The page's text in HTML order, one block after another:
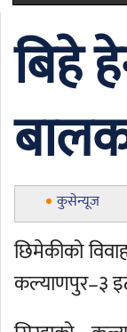
बिहे
कुसेन्यूज
छिमेकीको
कल्याणपुर–३